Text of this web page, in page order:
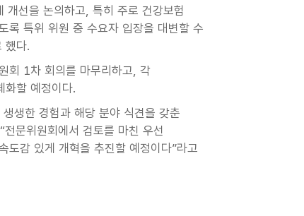
개선을 논의하고, 특히 주로 건강보험
록 특위 위원 중 수요자 입장을 대변할 수
했다.
회 1차 회의를 마무리하고, 각
화할 예정이다.
생한 경험과 해당 분야 식견을 갖춘
문위원회에서 검토를 마친 우선
도감 있게 개혁을 추진할 예정이다”라고